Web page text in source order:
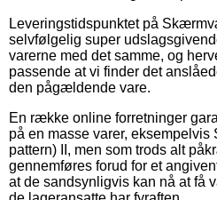
Leveringstidspunktet på
selvfølgelig super
varerne med det samme, og
passende at vi finder det
den pågældende vare.
En række online forretninger
på en masse varer,
pattern) II, men som trods alt
gennemføres forud for et
at de sandsynligvis kan nå at få